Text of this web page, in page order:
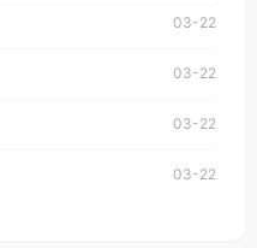
、澳大利亚、欧洲等国家和地区
区播放。 遇到这个问题
区版权限制」的问题，无论人在
03-22
03-22
03-22
03-22